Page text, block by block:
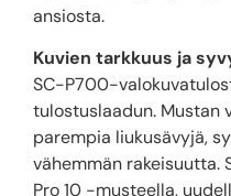
ansiosta.
Kuvien tarkkuus ja
SC-P700-
tulostuslaadun. Mustan
parempia liukusävyjä,
vähemmän rakeisuutta.
Pro 10 -musteella,